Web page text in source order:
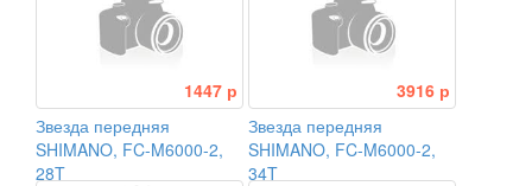
1447 р
Звезда передняя
SHIMANO, FC-M6000-2,
28T
3916 р
Звезда передняя
SHIMANO, FC-M6000-2,
34T